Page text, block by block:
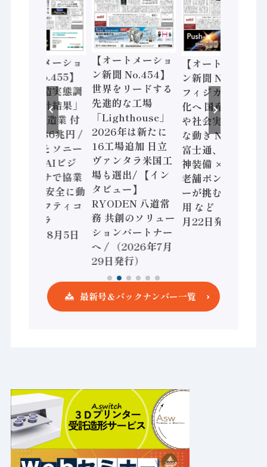
【オートメーショ
ン新聞 No.455】
「経済構造実態調
査二次集計結果」
2024年製造業 付
加価値額86兆円 /
三菱電機とソニー
セミコン AIビジ
ョンセンサで協業
/ IDEC、安全に動
かすセーフティコ
ントローラ
（2026年8月5日
【オートメーショ
ン新聞 No.454】
世界をリードする
先進的な工場
「Lighthouse」
2026年は新たに
16工場追加 日立
ヴァンタラ米国工
場も選出/ 【イン
タビュー】
RYODEN 八道常
務 共創のソリュー
ションパートナー
へ / （2026年7月
29日発行）
【オートメーショ
ン新聞 No.453】
フィジカルAI本格
化へ 国産AI開発
や社会実装に活発
な動き Noetra、
富士通、日立 / 兵
神装備 × HMS、
老舗ポンプメーカ
ーが挑むデータ活
用 など（2026年7
月22日発行）
最新号＆バックナンバー一覧